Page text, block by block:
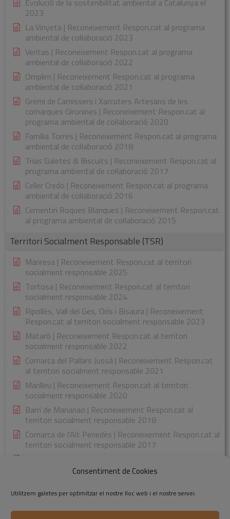
Consentiment de Cookies
Utilitzem galetes per optimitzar el nostre lloc web i el nostre servei.
2023
La Vinyeta | Reconeixement Respon.cat al programa
ambiental de col·laboració 2023
Veritas | Reconeixement Respon.cat al programa
ambiental de col·laboració 2022
Omplim | Reconeixement Respon.cat al programa
ambiental de col·laboració 2021
Gremi de Carnissers i Xarcuters Artesans de les
comarques Gironines | Reconeixement Respon.cat al
programa ambiental de col·laboració 2020
Família Torres | Reconeixement Respon.cat al programa
ambiental de col·laboració 2018
Trias Galetes & Biscuits | Reconeixement Respon.cat al
programa ambiental de col·laboració 2017
Celler Credo | Reconeixement Respon.cat al programa
ambiental de col·laboració 2016
Cementiri Roques Blanques | Reconeixement Respon.cat
al programa ambiental de col·laboració 2015
Territori Socialment Responsable (TSR)
Manresa | Reconeixement Respon.cat al territori
socialment responsable 2025
Tortosa | Reconeixement Respon.cat al territori
socialment responsable 2024
Ripollès, Vall del Ges, Orís i Bisaura | Reconeixement
Respon.cat al territori socialment responsable 2023
Mataró | Reconeixement Respon.cat al territori
socialment responsable 2022
Comarca del Pallars Jussà | Reconeixement Respon.cat
al territori socialment responsable 2021
Manlleu | Reconeixement Respon.cat al territori
socialment responsable 2020
Barri de Marianao | Reconeixement Respon.cat al
territori socialment responsable 2018
Comarca de l'Alt Penedès | Reconeixement Respon.cat al
territori socialment responsable 2017
territori socialment responsable 2015